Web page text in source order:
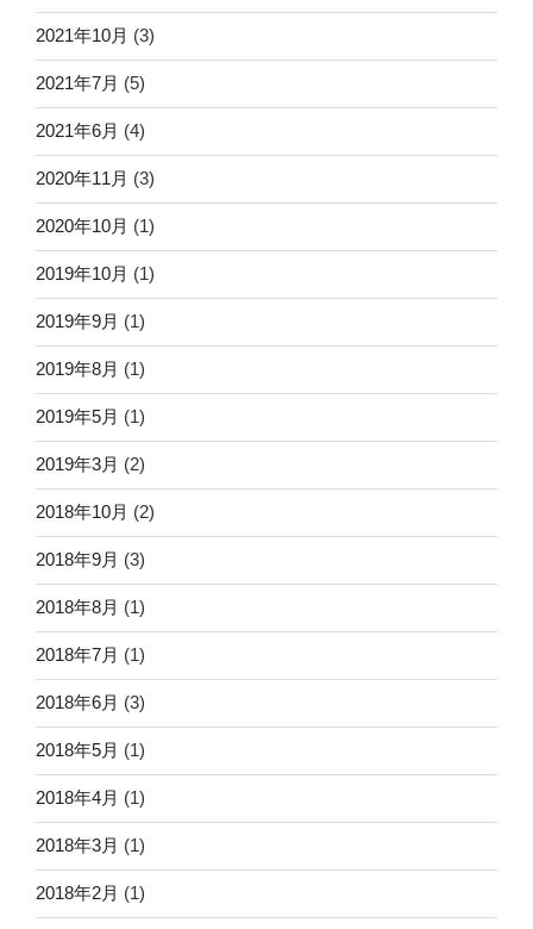
2021年10月 (3)
2021年7月 (5)
2021年6月 (4)
2020年11月 (3)
2020年10月 (1)
2019年10月 (1)
2019年9月 (1)
2019年8月 (1)
2019年5月 (1)
2019年3月 (2)
2018年10月 (2)
2018年9月 (3)
2018年8月 (1)
2018年7月 (1)
2018年6月 (3)
2018年5月 (1)
2018年4月 (1)
2018年3月 (1)
2018年2月 (1)